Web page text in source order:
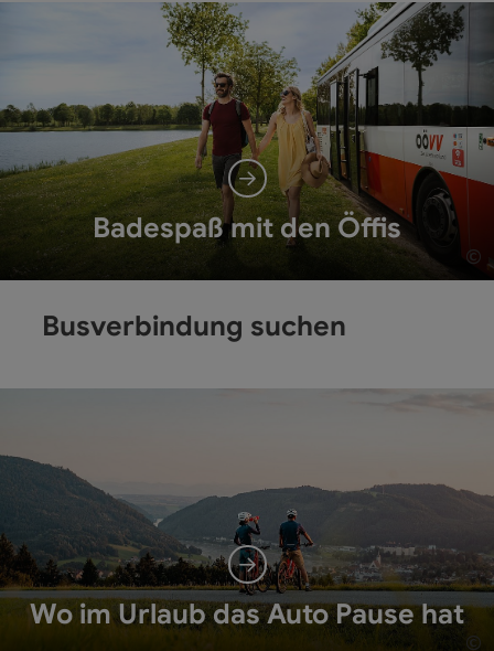
Badespaß mit den Öffis
©
Busverbindung suchen
Wo im Urlaub das Auto Pause hat
©